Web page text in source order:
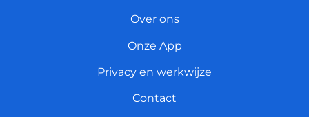
Over ons
Onze App
Privacy en werkwijze
Contact